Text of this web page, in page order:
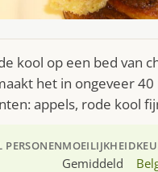
kool op een bed van
het in ongeveer
appels, rode kool
PERSONENMOEILIJKHEID
Gemiddeld